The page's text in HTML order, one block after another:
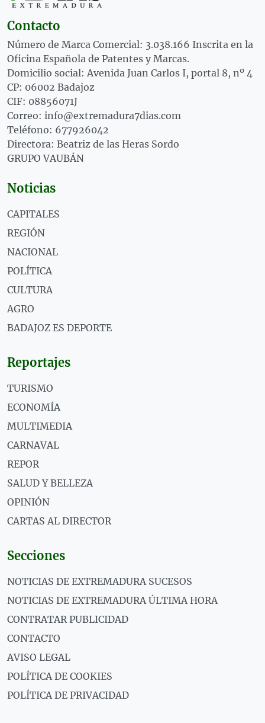
Contacto
Número de Marca Comercial: 3.038.166 Inscrita en la
Oficina Española de Patentes y Marcas.
Domicilio social: Avenida Juan Carlos I, portal 8, nº 4
CP: 06002 Badajoz
CIF: 08856071J
Correo: info@extremadura7dias.com
Teléfono: 677926042
Directora: Beatriz de las Heras Sordo
GRUPO VAUBÁN
Noticias
CAPITALES
REGIÓN
NACIONAL
POLÍTICA
CULTURA
AGRO
BADAJOZ ES DEPORTE
Reportajes
TURISMO
ECONOMÍA
MULTIMEDIA
CARNAVAL
REPOR
SALUD Y BELLEZA
OPINIÓN
CARTAS AL DIRECTOR
Secciones
NOTICIAS DE EXTREMADURA SUCESOS
NOTICIAS DE EXTREMADURA ÚLTIMA HORA
CONTRATAR PUBLICIDAD
CONTACTO
AVISO LEGAL
POLÍTICA DE COOKIES
POLÍTICA DE PRIVACIDAD